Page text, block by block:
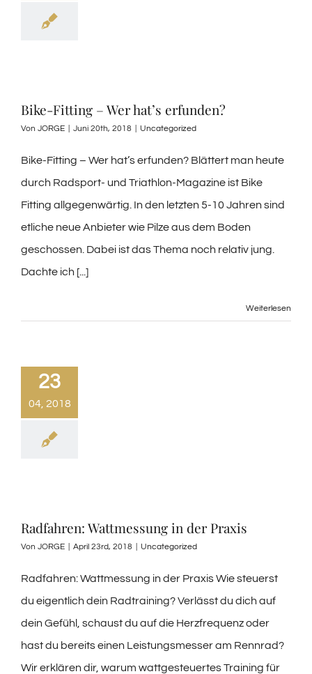
Bike-Fitting – Wer hat’s erfunden?
Von JORGE Juni 20th, 2018 Uncategorized
Bike-Fitting – Wer hat’s erfunden? Blättert man heute
durch Radsport- und Triathlon-Magazine ist Bike
Fitting allgegenwärtig. In den letzten 5-10 Jahren sind
etliche neue Anbieter wie Pilze aus dem Boden
geschossen. Dabei ist das Thema noch relativ jung.
Dachte ich [...]
Weiterlesen
23
04, 2018
Radfahren: Wattmessung in der Praxis
Von JORGE April 23rd, 2018 Uncategorized
Radfahren: Wattmessung in der Praxis Wie steuerst
du eigentlich dein Radtraining? Verlässt du dich auf
dein Gefühl, schaust du auf die Herzfrequenz oder
hast du bereits einen Leistungsmesser am Rennrad?
Wir erklären dir, warum wattgesteuertes Training für